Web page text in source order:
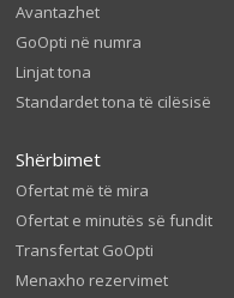
Avantazhet
GoOpti në numra
Linjat tona
Standardet tona të cilësisë
Shërbimet
Ofertat më të mira
Ofertat e minutës së fundit
Transfertat GoOpti
Menaxho rezervimet